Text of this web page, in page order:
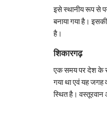
इसे स्थानीय रूप से
बनाया गया है।
है।
शिकारगढ़
एक समय पर देश के
गया था एवं यह
स्थित है।